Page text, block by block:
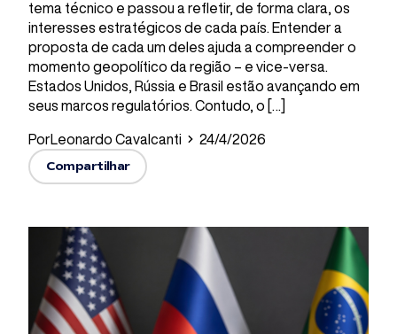
tema técnico e passou a refletir, de forma clara, os
interesses estratégicos de cada país. Entender a
proposta de cada um deles ajuda a compreender o
momento geopolítico da região – e vice-versa.
Estados Unidos, Rússia e Brasil estão avançando em
seus marcos regulatórios. Contudo, o […]
Por Leonardo Cavalcanti 24/4/2026
Compartilhar